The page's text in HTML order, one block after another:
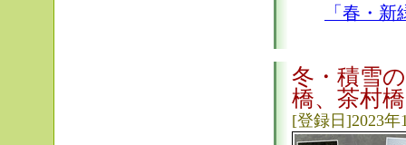
「春・
冬・積雪
橋、茶村
[登録日]2023年